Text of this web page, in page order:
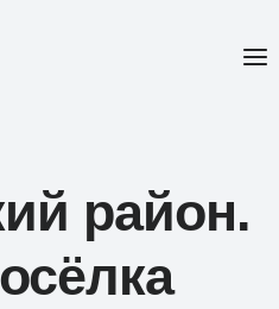
район.